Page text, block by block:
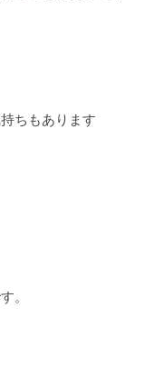
ちもあります
。